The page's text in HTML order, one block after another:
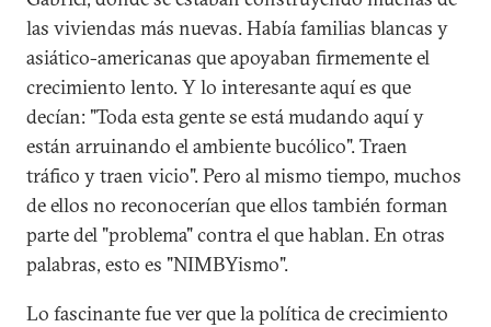
las viviendas más nuevas. Había familias blancas y
asiático-americanas que apoyaban firmemente el
crecimiento lento. Y lo interesante aquí es que
decían: "Toda esta gente se está mudando aquí y
están arruinando el ambiente bucólico". Traen
tráfico y traen vicio". Pero al mismo tiempo, muchos
de ellos no reconocerían que ellos también forman
parte del "problema" contra el que hablan. En otras
palabras, esto es "NIMBYismo".
Lo fascinante fue ver que la política de crecimiento